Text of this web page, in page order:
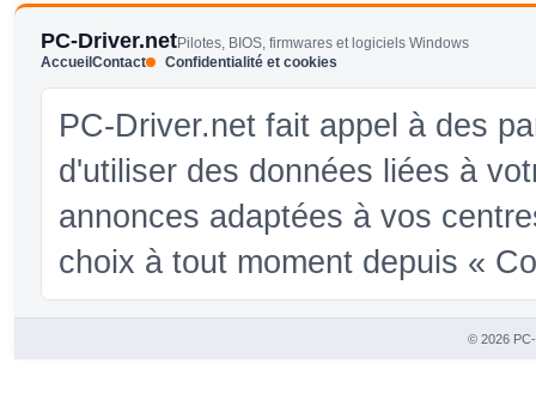
PC-Driver.netPilotes, BIOS, firmwares et logiciels Windows
AccueilContact Confidentialité et cookies
PC-Driver.net fait appel à des
d'utiliser des données liées à
annonces adaptées à vos
choix à tout moment depuis «
© 2026